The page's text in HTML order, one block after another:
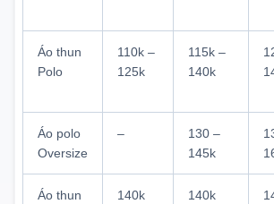
Áo thun
Polo
110k –
125k
115k –
140k
Áo polo
Oversize
–
130 –
145k
Áo thun
140k 140k